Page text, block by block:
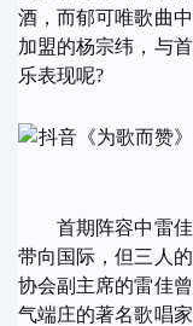
酒，而郁可唯歌曲
加盟的杨宗纬，与
乐表现呢?
首期阵容中雷佳
带向国际，但三人
协会副主席的雷佳
气端庄的著名歌唱